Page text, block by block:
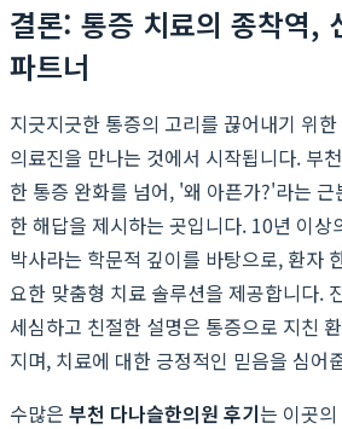
결론: 통증 치료의 종착역,
파트너
지긋지긋한 통증의 고리를 끊어내기 위
의료진을 만나는 것에서 시작됩니다. 부
한 통증 완화를 넘어, '왜 아픈가?'라는
한 해답을 제시하는 곳입니다. 10년 이상
박사라는 학문적 깊이를 바탕으로, 환자
요한 맞춤형 치료 솔루션을 제공합니다.
세심하고 친절한 설명은 통증으로 지친
지며, 치료에 대한 긍정적인 믿음을 심어
수많은 부천 다나슬한의원 후기는 이곳